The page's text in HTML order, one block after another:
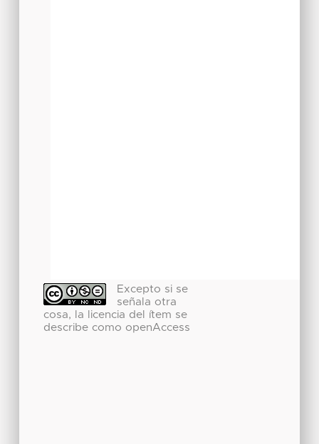
Excepto si se
señala otra
cosa, la licencia del ítem se
describe como openAccess